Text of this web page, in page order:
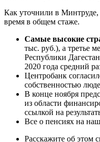
Как уточнили в Минтруде,
время в общем стаже.
Самые высокие
тыс. руб.), а третье
Республики
2020 года средний
Центробанк
собственностью
В конце ноября
из области
ссылкой на
Все о пенсиях на
Расскажите об этом